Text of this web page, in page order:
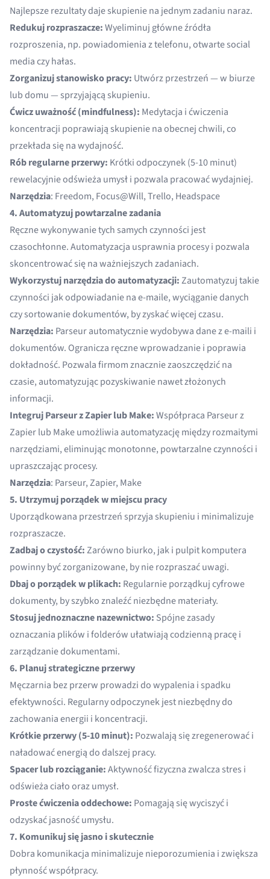
Najlepsze rezultaty daje skupienie na jednym zadaniu naraz.
Redukuj rozpraszacze:Wyeliminuj główne źródła
rozproszenia, np. powiadomienia z telefonu, otwarte social
media czy hałas.
Zorganizuj stanowisko pracy: Utwórz przestrzeń — w biurze
lub domu — sprzyjającą skupieniu.
Ćwicz uważność (mindfulness): Medytacja i ćwiczenia
koncentracji poprawiają skupienie na obecnej chwili, co
przekłada się na wydajność.
Rób regularne przerwy: Krótki odpoczynek (5-10 minut)
rewelacyjnie odświeża umysł i pozwala pracować wydajniej.
Narzędzia: Freedom, Focus@Will, Trello, Headspace
4. Automatyzuj powtarzalne zadania
Ręczne wykonywanie tych samych czynności jest
czasochłonne. Automatyzacja usprawnia procesy i pozwala
skoncentrować się na ważniejszych zadaniach.
Wykorzystuj narzędzia do automatyzacji:Zautomatyzuj takie
czynności jak odpowiadanie na e-maile, wyciąganie danych
czy sortowanie dokumentów, by zyskać więcej czasu.
Narzędzia: Parseurautomatycznie wydobywa dane z e-maili i
dokumentów. Ogranicza ręczne wprowadzanie i poprawia
dokładność. Pozwala firmom znacznie zaoszczędzić na
czasie, automatyzując pozyskiwanie nawet złożonych
informacji.
Integruj Parseur z Zapier lub Make:Współpraca Parseur z
Zapier lub Make umożliwia automatyzację między rozmaitymi
narzędziami, eliminując monotonne, powtarzalne czynności i
upraszczając procesy.
Narzędzia: Parseur, Zapier, Make
5. Utrzymuj porządek w miejscu pracy
Uporządkowana przestrzeń sprzyja skupieniu i minimalizuje
rozpraszacze.
Zadbaj o czystość:Zarówno biurko, jak i pulpit komputera
powinny być zorganizowane, by nie rozpraszać uwagi.
Dbaj o porządek w plikach: Regularnie porządkuj cyfrowe
dokumenty, by szybko znaleźć niezbędne materiały.
Stosuj jednoznaczne nazewnictwo: Spójne zasady
oznaczania plików i folderów ułatwiają codzienną pracę i
zarządzanie dokumentami.
6. Planuj strategiczne przerwy
Męczarnia bez przerw prowadzi do wypalenia i spadku
efektywności. Regularny odpoczynek jest niezbędny do
zachowania energii i koncentracji.
Krótkie przerwy (5-10 minut): Pozwalają się zregenerować i
naładować energią do dalszej pracy.
Spacer lub rozciąganie:Aktywność fizyczna zwalcza stres i
odświeża ciało oraz umysł.
Proste ćwiczenia oddechowe: Pomagają się wyciszyć i
odzyskać jasność umysłu.
7. Komunikuj się jasno i skutecznie
Dobra komunikacja minimalizuje nieporozumienia i zwiększa
płynność współpracy.